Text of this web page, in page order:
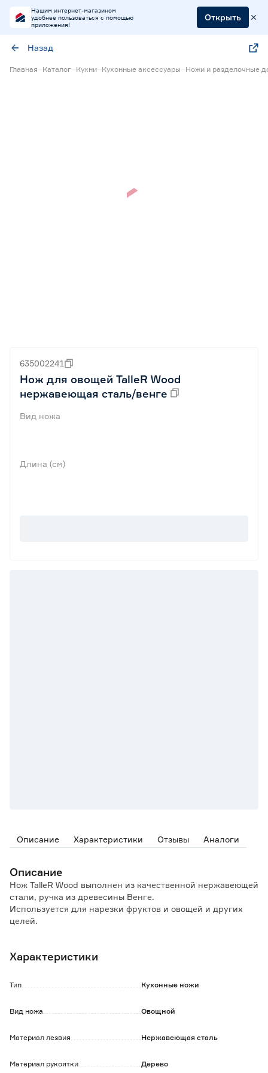
Нашим интернет-магазином
удобнее пользоваться с помощью
приложения!
Открыть
Назад
Главная Каталог Кухни Кухонные аксессуары Ножи и разделочные
635002241
Нож для овощей TalleR Wood
нержавеющая сталь/венге
Вид ножа
Длина (см)
Описание Характеристики Отзывы Аналоги
Описание
Нож TalleR Wood выполнен из качественной нержавеющей
стали, ручка из древесины Венге.
Используется для нарезки фруктов и овощей и других
целей.
- острая заточка лезвия, угол заточки 20°;
- толщина клинка 1,6 мм;
- не боится влаги и горячей воды;
- упакован в картонную коробку.
Обратите внимание:
Характеристики
Тип Кухонные ножи
Вид ножа Овощной
Материал лезвия Нержавеющая сталь
Материал рукоятки Дерево